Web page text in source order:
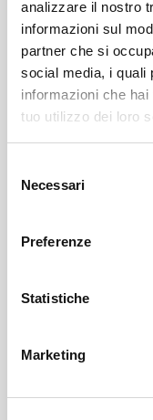
analizzare il nostro
informazioni sul
partner che si
social media, i quali
informazioni che
tuo utilizzo dei loro
delNecessari
Preferenze
Statistiche
Marketing
Sondrio
SOF Società